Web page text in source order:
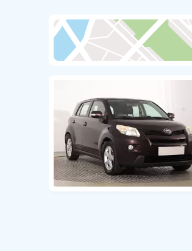
Części samochodowe 14655
Części motocyklowe 1
Pojazdy specjalistyczne